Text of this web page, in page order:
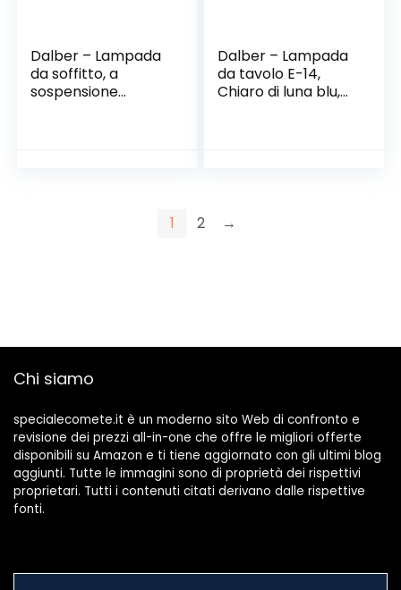
Dalber – Lampada
da soffitto, a
sospensione
Dalber – Lampada
da tavolo E-14,
Chiaro di luna blu,
1 2 →
Chi siamo
specialecomete.it è un moderno sito Web di confronto e
revisione dei prezzi all-in-one che offre le migliori offerte
disponibili su Amazon e ti tiene aggiornato con gli ultimi blog
aggiunti. Tutte le immagini sono di proprietà dei rispettivi
proprietari. Tutti i contenuti citati derivano dalle rispettive
fonti.